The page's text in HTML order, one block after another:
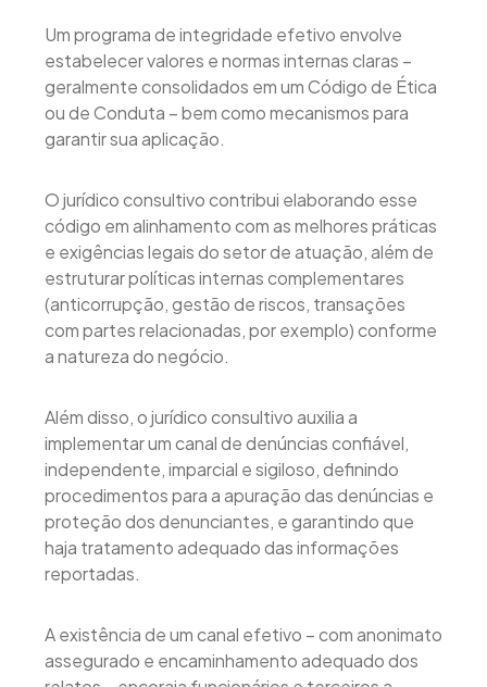
Um programa de integridade efetivo envolve
estabelecer valores e normas internas claras –
geralmente consolidados em um Código de Ética
ou de Conduta – bem como mecanismos para
garantir sua aplicação.
O jurídico consultivo contribui elaborando esse
código em alinhamento com as melhores práticas
e exigências legais do setor de atuação, além de
estruturar políticas internas complementares
(anticorrupção, gestão de riscos, transações
com partes relacionadas, por exemplo) conforme
a natureza do negócio.
Além disso, o jurídico consultivo auxilia a
implementar um canal de denúncias confiável,
independente, imparcial e sigiloso, definindo
procedimentos para a apuração das denúncias e
proteção dos denunciantes, e garantindo que
haja tratamento adequado das informações
reportadas.
A existência de um canal efetivo – com anonimato
assegurado e encaminhamento adequado dos